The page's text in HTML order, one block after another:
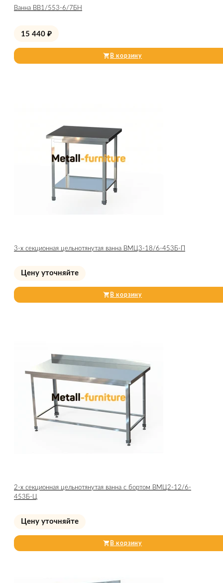
Ванна ВВ1/553-6/7БН
15 440 ₽
В корзину
3-х секционная цельнотянутая ванна ВМЦ3-18/6-453Б-П
Цену уточняйте
В корзину
2-х секционная цельнотянутая ванна с бортом ВМЦ2-12/6-
453Б-Ц
Цену уточняйте
В корзину